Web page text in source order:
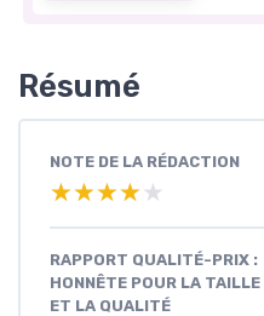
Résumé
NOTE DE LA RÉDACTION
★★★★★
★★★★★
RAPPORT QUALITÉ-PRIX :
HONNÊTE POUR LA TAILLE
ET LA QUALITÉ